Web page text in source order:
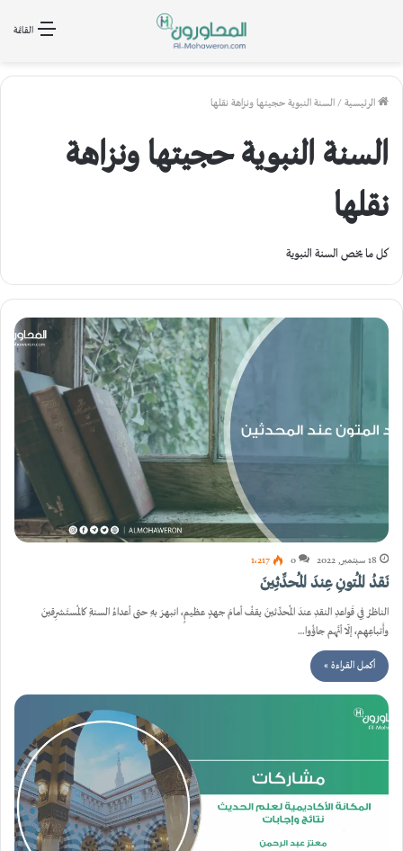
القائمة
الرئيسية / السنة النبوية حجيتها ونزاهة نقلها
السنة النبوية حجيتها ونزاهة
نقلها
كل ما يخص السنة النبوية
18 سبتمبر, 2022 0 1٬217
نَقدُ المُتونِ عِندَ المُحدِّثِينَ
الناظرُ فِي قَواعدِ النقدِ عندَ المُحدِّثينَ يقفُ أمامَ جهدٍ عظيمٍ، انبهرَ بهِ حتى أعداءُ السنةِ كالمُستَشرِقينَ
وأَتباعِهِم، إلّا أنَّهم جاؤُوا…
أكمل القراءة »